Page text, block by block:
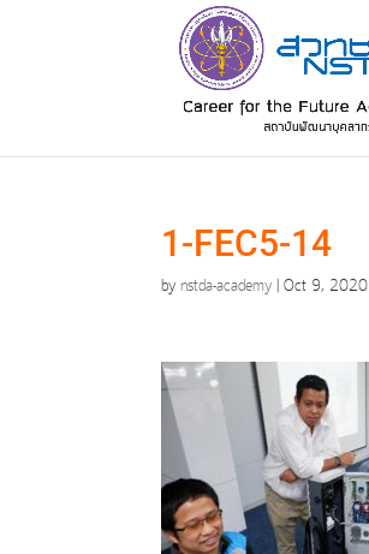
1-FEC5-14
bynstda-academy |Oct 9, 2020